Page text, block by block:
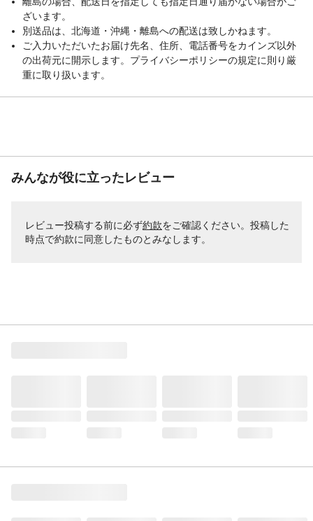
ざいます。
別送品は、北海道・沖縄・離島への配送は致しかねます。
ご入力いただいたお届け先名、住所、電話番号をカインズ以外
の出荷元に開示します。プライバシーポリシーの規定に則り厳
重に取り扱います。
みんなが役に立ったレビュー
レビュー投稿する前に必ず約款をご確認ください。投稿した
時点で約款に同意したものとみなします。